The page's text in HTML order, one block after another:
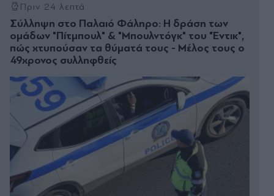
Πριν 24 λεπτά
Σύλληψη στο Παλαιό Φάληρο: Η δράση των
ομάδων "Πίτμπουλ" & "Μπουλντόγκ" του "Έντικ",
πώς χτυπούσαν τα θύματά τους - Μέλος τους ο
49χρονος συλληφθείς